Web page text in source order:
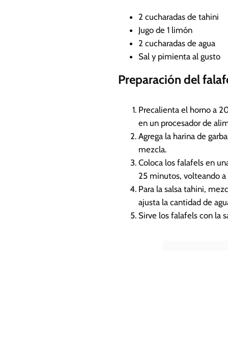
2 cucharadas de tahini
Jugo de 1 limón
2 cucharadas de agua
Sal y pimienta al gusto
Preparación del
Precalienta el horno a
en un procesador de
Agrega la harina de
mezcla.
Coloca los falafels en
25 minutos, volteando
Para la salsa tahini,
ajusta la cantidad de
Sirve los falafels con la